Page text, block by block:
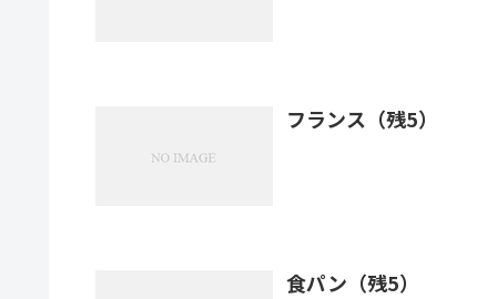
フランス（残5）
食パン（残5）